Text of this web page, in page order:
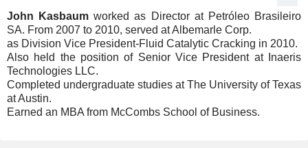
John Kasbaum worked as Director at Petróleo Brasileiro
SA. From 2007 to 2010, served at Albemarle Corp.
as Division Vice President-Fluid Catalytic Cracking in 2010.
Also held the position of Senior Vice President at Inaeris
Technologies LLC.
Completed undergraduate studies at The University of Texas
at Austin.
Earned an MBA from McCombs School of Business.